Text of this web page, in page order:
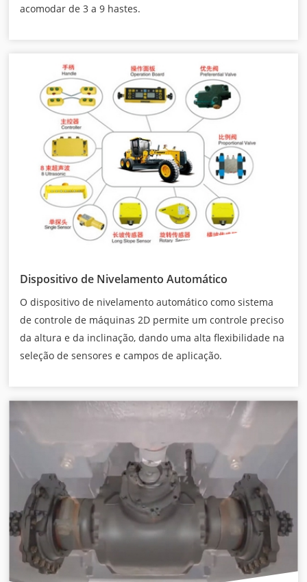
acomodar de 3 a 9 hastes.
Dispositivo de Nivelamento Automático
O dispositivo de nivelamento automático como sistema
de controle de máquinas 2D permite um controle preciso
da altura e da inclinação, dando uma alta flexibilidade na
seleção de sensores e campos de aplicação.